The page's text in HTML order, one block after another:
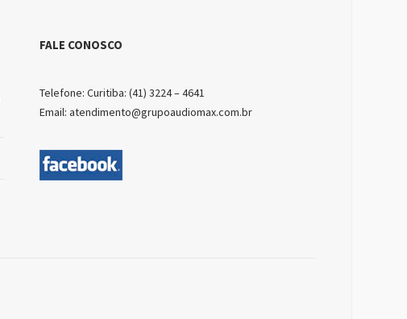
FALE CONOSCO
Telefone: Curitiba: (41) 3224 – 4641
Email: atendimento@grupoaudiomax.com.br